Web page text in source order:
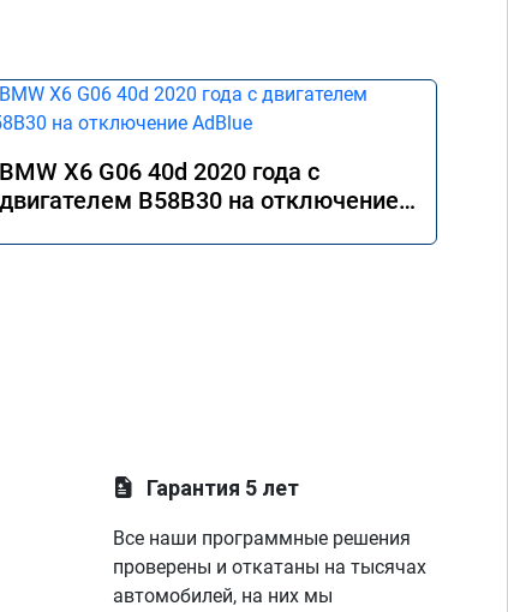
BMW X6 G06 40d 2020 года с
двигателем B58B30 на отключение
Гарантия 5 лет
Все наши программные решения
проверены и откатаны на тысячах
автомобилей, на них мы